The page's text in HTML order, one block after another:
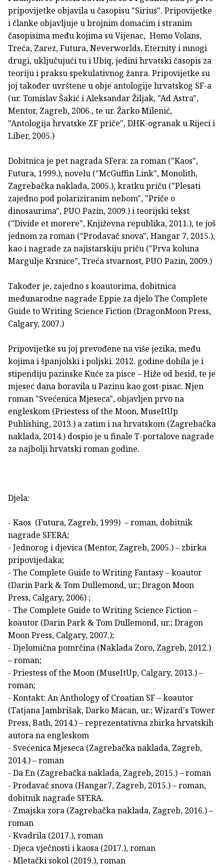
pripovijetke objavila u časopisu "Sirius". Pripovijetke
i članke objavljuje u brojnim domaćim i stranim
časopisima među kojima su Vijenac, Homo Volans,
Treća, Zarez, Futura, Neverworlds, Eternity i mnogi
drugi, uključujući tu i Ubiq, jedini hrvatski časopis za
teoriju i praksu spekulativnog žanra. Pripovijetke su
joj također uvrštene u obje antologije hrvatskog SF-a
(ur. Tomislav Šakić i Aleksandar Žiljak, "Ad Astra",
Mentor, Zagreb, 2006., te ur. Žarko Milenić,
"Antologija hrvatske ZF priče", DHK-ogranak u Rijeci i
Liber, 2005.)
Dobitnica je pet nagrada SFera: za roman ("Kaos",
Futura, 1999.), novelu ("McGuffin Link", Monolith,
Zagrebačka naklada, 2005.), kratku priču ("Plesati
zajedno pod polariziranim nebom", "Priče o
dinosaurima", PUO Pazin, 2009.) i teorijski tekst
("Divide et morere", Književna republika, 2011.), te još
jednom za roman ("Prodavač snova", Hangar 7, 2015.),
kao i nagrade za najistarskiju priču ("Prva koluna
Margulje Krsnice", Treća stvarnost, PUO Pazin, 2009.)
Također je, zajedno s koautorima, dobitnica
međunarodne nagrade Eppie za djelo The Complete
Guide to Writing Science Fiction (DragonMoon Press,
Calgary, 2007.)
Pripovijetke su joj prevođene na više jezika, među
kojima i španjolski i poljski. 2012. godine dobila je i
stipendiju pazinske Kuće za pisce – Hiže od besid, te je
mjesec dana boravila u Pazinu kao gost-pisac. Njen
roman "Svećenica Mjeseca", objavljen prvo na
engleskom (Priestess of the Moon, MuseItUp
Publishing, 2013.) a zatim i na hrvatskom (Zagrebačka
naklada, 2014.) dospio je u finale T-portalove nagrade
za najbolji hrvatski roman godine.
Djela:
- Kaos (Futura, Zagreb, 1999) – roman, dobitnik
nagrade SFERA;
- Jednorog i djevica (Mentor, Zagreb, 2005.) – zbirka
pripovijedaka;
- The Complete Guide to Writing Fantasy – koautor
(Darin Park & Tom Dullemond, ur.; Dragon Moon
Press, Calgary, 2006) ;
- The Complete Guide to Writing Science Fiction –
koautor (Darin Park & Tom Dullemond, ur.; Dragon
Moon Press, Calgary, 2007.);
- Djelomična pomrčina (Naklada Zoro, Zagreb, 2012.)
– roman;
- Priestess of the Moon (MuseItUp, Calgary, 2013.) –
roman;
- Kontakt: An Anthology of Croatian SF – koautor
(Tatjana Jambrišak, Darko Macan, ur.; Wizard's Tower
Press, Bath, 2014.) – reprezentativna zbirka hrvatskih
autora na engleskom
- Svećenica Mjeseca (Zagrebačka naklada, Zagreb,
2014.) – roman
- Da En (Zagrebačka naklada, Zagreb, 2015.) – roman
- Prodavač snova (Hangar7, Zagreb, 2015.) – roman,
dobitnik nagrade SFERA.
- Zmajska zora (Zagrebačka naklada, Zagreb, 2016.) –
roman
- Kvadrila (2017.), roman
- Djeca vječnosti i kaosa (2017.), roman
- Mletački sokol (2019.), roman